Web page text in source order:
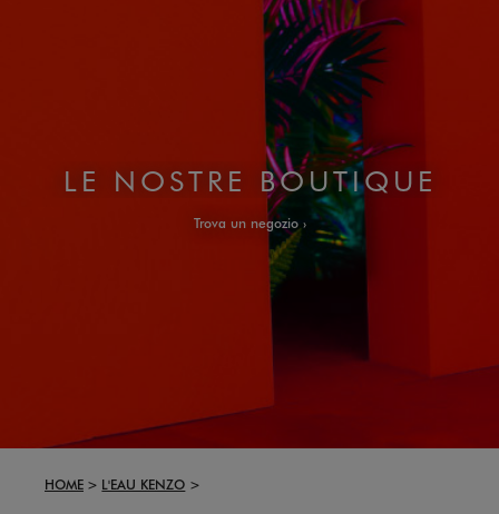
LE NOSTRE BOUTIQUE
Trova un negozio
HOME
L'EAU KENZO